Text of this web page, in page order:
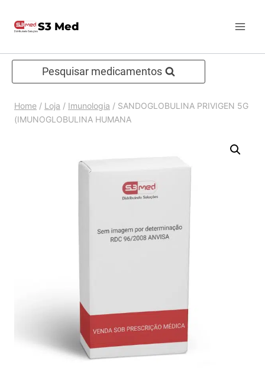
para
Conteúdo
S3 Med
Pesquisar medicamentos
Home / Loja / Imunologia / SANDOGLOBULINA PRIVIGEN 5G
(IMUNOGLOBULINA HUMANA